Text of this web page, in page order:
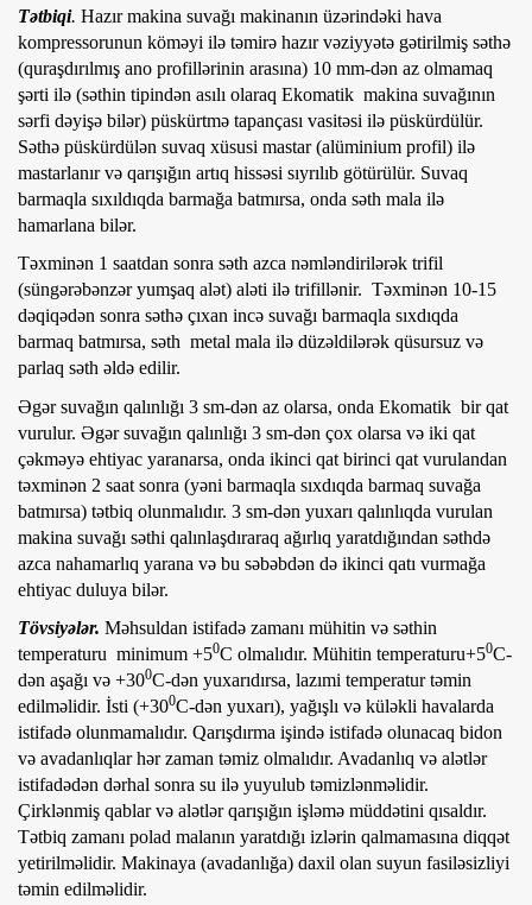
Tətbiqi. Hazır makina suvağı makinanın üzərindəki hava
kompressorunun köməyi ilə təmirə hazır vəziyyətə gətirilmiş səthə
(quraşdırılmış ano profillərinin arasına) 10 mm-dən az olmamaq
şərti ilə (səthin tipindən asılı olaraq Ekomatik makina suvağının
sərfi dəyişə bilər) püskürtmə tapançası vasitəsi ilə püskürdülür.
Səthə püskürdülən suvaq xüsusi mastar (alüminium profil) ilə
mastarlanır və qarışığın artıq hissəsi sıyrılıb götürülür. Suvaq
barmaqla sıxıldıqda barmağa batmırsa, onda səth mala ilə
hamarlana bilər.
Təxminən 1 saatdan sonra səth azca nəmləndirilərək trifil
(süngərəbənzər yumşaq alət) aləti ilə trifillənir. Təxminən 10-15
dəqiqədən sonra səthə çıxan incə suvağı barmaqla sıxdıqda
barmaq batmırsa, səth metal mala ilə düzəldilərək qüsursuz və
parlaq səth əldə edilir.
Əgər suvağın qalınlığı 3 sm-dən az olarsa, onda Ekomatik bir qat
vurulur. Əgər suvağın qalınlığı 3 sm-dən çox olarsa və iki qat
çəkməyə ehtiyac yaranarsa, onda ikinci qat birinci qat vurulandan
təxminən 2 saat sonra (yəni barmaqla sıxdıqda barmaq suvağa
batmırsa) tətbiq olunmalıdır. 3 sm-dən yuxarı qalınlıqda vurulan
makina suvağı səthi qalınlaşdıraraq ağırlıq yaratdığından səthdə
azca nahamarlıq yarana və bu səbəbdən də ikinci qatı vurmağa
ehtiyac duluya bilər.
Tövsiyələr. Məhsuldan istifadə zamanı mühitin və səthin
temperaturu minimum +50C olmalıdır. Mühitin temperaturu+50C-
dən aşağı və +300C-dən yuxarıdırsa, lazımi temperatur təmin
edilməlidir. İsti (+300C-dən yuxarı), yağışlı və küləkli havalarda
istifadə olunmamalıdır. Qarışdırma işində istifadə olunacaq bidon
və avadanlıqlar hər zaman təmiz olmalıdır. Avadanlıq və alətlər
istifadədən dərhal sonra su ilə yuyulub təmizlənməlidir.
Çirklənmiş qablar və alətlər qarışığın işləmə müddətini qısaldır.
Tətbiq zamanı polad malanın yaratdığı izlərin qalmamasına diqqət
yetirilməlidir. Makinaya (avadanlığa) daxil olan suyun fasiləsizliyi
təmin edilməlidir.